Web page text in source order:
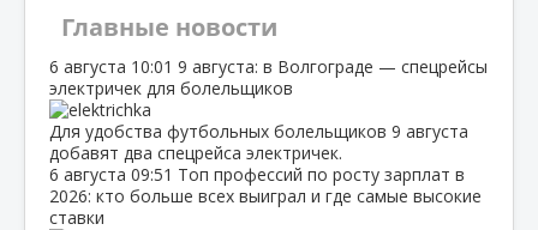
Главные новости
6 августа 10:01 9 августа: в Волгограде — спецрейсы
электричек для болельщиков
Для удобства футбольных болельщиков 9 августа
добавят два спецрейса электричек.
6 августа 09:51 Топ профессий по росту зарплат в
2026: кто больше всех выиграл и где самые высокие
ставки